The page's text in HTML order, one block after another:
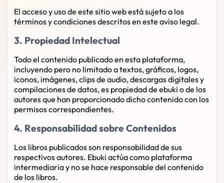
El acceso y uso de este sitio web está sujeto a los
términos y condiciones descritos en este aviso legal.
3. Propiedad Intelectual
Todo el contenido publicado en esta plataforma,
incluyendo pero no limitado a textos, gráficos, logos,
iconos, imágenes, clips de audio, descargas digitales y
compilaciones de datos, es propiedad de ebuki o de los
autores que han proporcionado dicho contenido con los
permisos correspondientes.
4. Responsabilidad sobre Contenidos
Los libros publicados son responsabilidad de sus
respectivos autores. Ebuki actúa como plataforma
intermediaria y no se hace responsable del contenido
de los libros.